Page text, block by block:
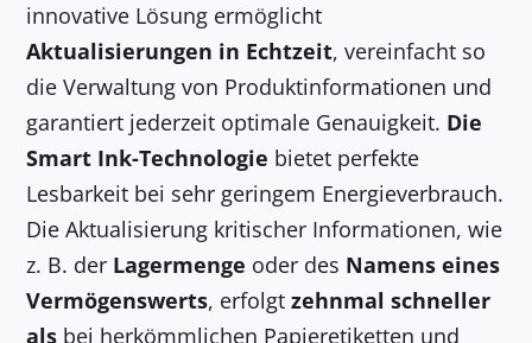
innovative Lösung ermöglicht
Aktualisierungen in Echtzeit, vereinfacht so
die Verwaltung von Produktinformationen und
garantiert jederzeit optimale Genauigkeit. Die
Smart Ink-Technologie bietet perfekte
Lesbarkeit bei sehr geringem Energieverbrauch.
Die Aktualisierung kritischer Informationen, wie
z. B. der Lagermenge oder des Namens eines
Vermögenswerts, erfolgtzehnmal schneller
als bei herkömmlichen Papieretiketten und